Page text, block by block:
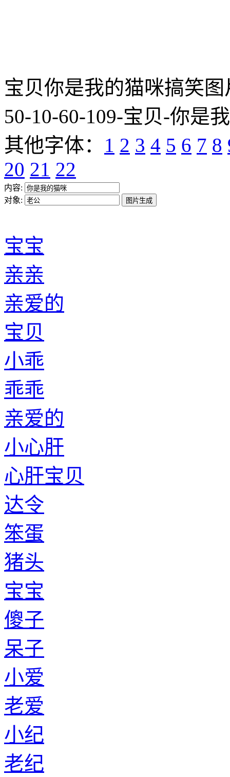
宝贝你是我的猫咪搞笑图
50-10-60-109-宝贝-你是
其他字体： 1 2 3 4 5 6 7 8
20 21 22
内容:
对象:
宝宝
亲亲
亲爱的
宝贝
小乖
乖乖
亲爱的
小心肝
心肝宝贝
达令
笨蛋
猪头
宝宝
傻子
呆子
小爱
老爱
小纪
老纪